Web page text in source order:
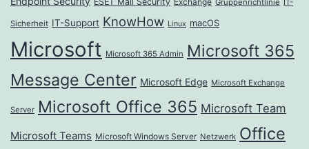
Sicherheit IT-Support KnowHow Linux macOS
Microsoft Microsoft 365 Admin Microsoft 365
Message Center Microsoft Edge Microsoft Exchange
Server Microsoft Office 365 Microsoft Team
Microsoft Teams Microsoft Windows Server Netzwerk Office